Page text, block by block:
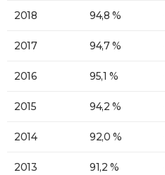
2018 94,8 %
2017 94,7 %
2016 95,1 %
2015 94,2 %
2014 92,0 %
2013 91,2 %